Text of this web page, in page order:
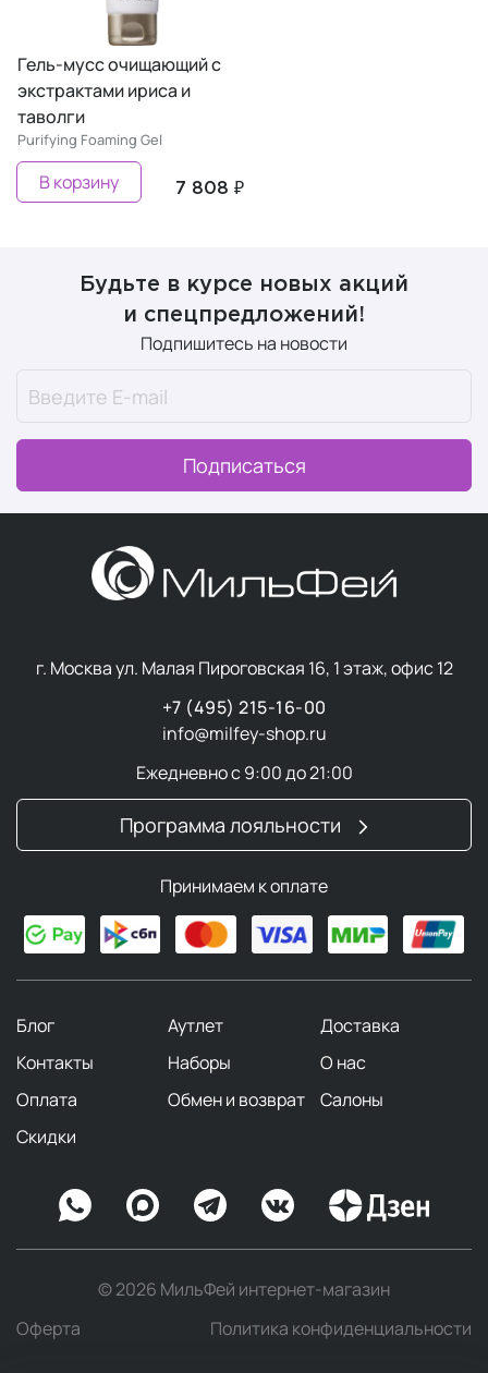
Гель-мусс очищающий с
экстрактами ириса и
таволги
Purifying Foaming Gel
7 808 ₽
В корзину
Будьте в курсе новых акций
и спецпредложений!
Подпишитесь на новости
Подписаться
г. Москва ул. Малая Пироговская 16, 1 этаж, офис 12
+7 (495) 215-16-00
info@milfey-shop.ru
Ежедневно с 9:00 до 21:00
Программа лояльности
Принимаем к оплате
Блог Аутлет
Доставка
Контакты
Наборы
О нас
Оплата
Обмен и возврат
Салоны
Скидки
© 2026 МильФей интернет-магазин
Оферта
Политика конфиденциальности